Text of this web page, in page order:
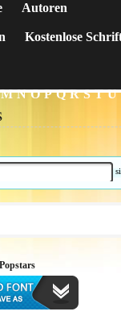
Autoren
Kostenlose
M N O P Q R S T U